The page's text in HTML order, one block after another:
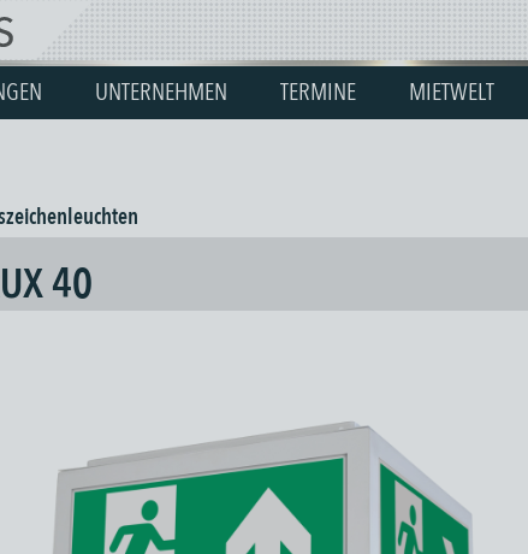
UNTERNEHMEN TERMINE MIETWELT
40